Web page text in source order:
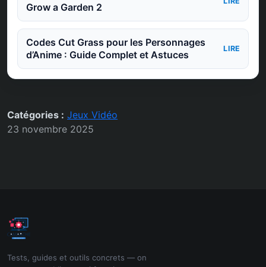
Grow a Garden 2
Codes Cut Grass pour les Personnages
d’Anime : Guide Complet et Astuces
LIRE
Catégories : Jeux Vidéo
23 novembre 2025
Tests, guides et outils concrets — on